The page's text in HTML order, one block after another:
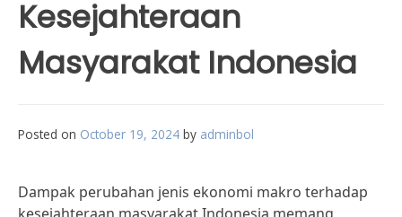
Kesejahteraan
Masyarakat Indonesia
Posted on October 19, 2024 by adminbol
Dampak perubahan jenis ekonomi makro terhadap